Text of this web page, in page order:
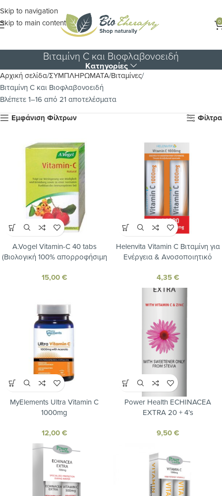
Skip to navigation
Skip to main content
0
Βιταμίνη C και Βιοφλαβονοειδή
Κατηγορίες
Αρχική σελίδαΣΥΜΠΛΗΡΩΜΑΤΑΒιταμίνες
Βιταμίνη C και Βιοφλαβονοειδή
Βλέπετε 1–16 από 21 αποτελέσματα
Εμφάνιση Φίλτρων Φίλτρα
A.Vogel Vitamin-C 40 tabs
(Βιολογική 100% απορροφήσιμη
ασερόλα)
15,00€
Helenvita Vitamin C Βιταμίνη για
Ενέργεια & Ανοσοποιητικό
αναβράζοντα δισκία
4,35€
MyElements Ultra Vitamin C
1000mg
12,00€
Power Health ECHINACEA
EXTRA 20 + 4’s
9,50€